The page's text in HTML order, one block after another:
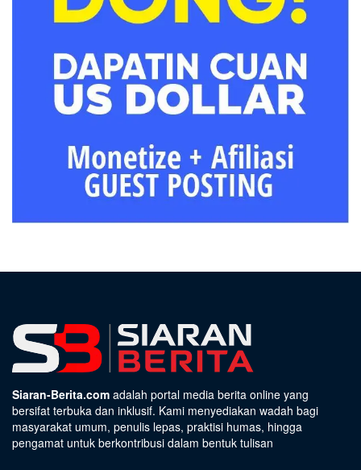
Siaran-Berita.com adalah portal media berita online yang
bersifat terbuka dan inklusif. Kami menyediakan wadah bagi
masyarakat umum, penulis lepas, praktisi humas, hingga
pengamat untuk berkontribusi dalam bentuk tulisan